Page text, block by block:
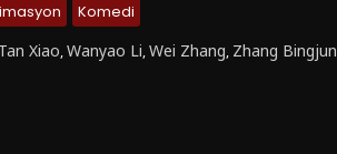
Komedi
Tan Xiao,Wanyao Li,Wei Zhang, Zhang Bingjun